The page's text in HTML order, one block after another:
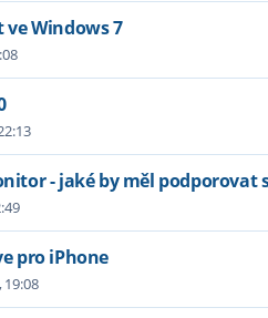
ve Windows 7
- jaké by měl podporovat
pro iPhone
19:08